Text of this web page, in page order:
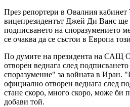
През репортери в Овалния
вицепрезидентът Джей Ди Ванс ще
подписването на
се очаква да се състои в Европа
По думите на президента на САЩ
отворен веднага след
споразумение" за войната в Иран.
официално отворен веднага след
стане скоро, много скоро, може би
добави той.